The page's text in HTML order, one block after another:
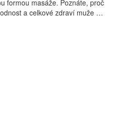
formou masáže. Poznáte, proč
a celkové zdraví muže a
pro zvýšení kvality života.